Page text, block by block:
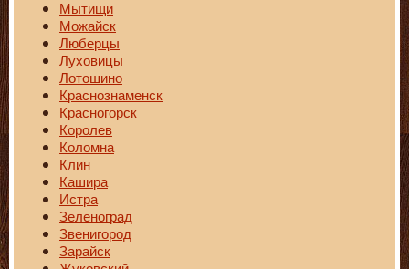
Мытищи
Можайск
Люберцы
Луховицы
Лотошино
Краснознаменск
Красногорск
Королев
Коломна
Клин
Кашира
Истра
Зеленоград
Звенигород
Зарайск